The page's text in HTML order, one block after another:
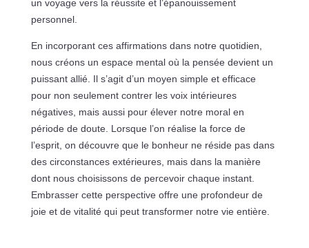
un voyage vers la réussite et l’épanouissement
personnel.
En incorporant ces affirmations dans notre quotidien,
nous créons un espace mental où la pensée devient un
puissant allié. Il s’agit d’un moyen simple et efficace
pour non seulement contrer les voix intérieures
négatives, mais aussi pour élever notre moral en
période de doute. Lorsque l’on réalise la force de
l’esprit, on découvre que le bonheur ne réside pas dans
des circonstances extérieures, mais dans la manière
dont nous choisissons de percevoir chaque instant.
Embrasser cette perspective offre une profondeur de
joie et de vitalité qui peut transformer notre vie entière.